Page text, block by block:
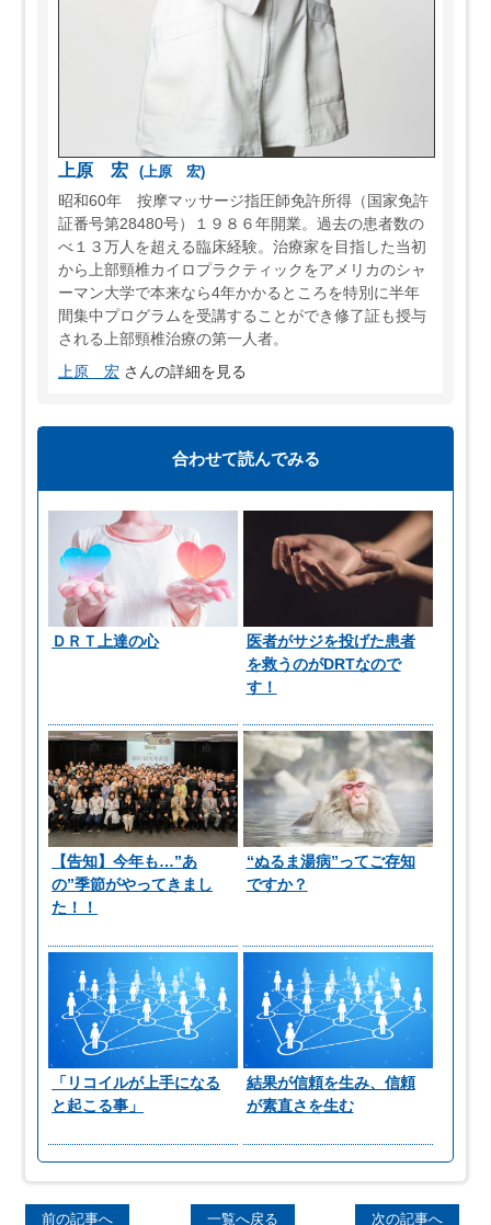
上原 宏
(上原 宏)
昭和60年 按摩マッサージ指圧師免許所得（国家免許
証番号第28480号）１９８６年開業。過去の患者数の
べ１３万人を超える臨床経験。治療家を目指した当初
から上部頸椎カイロプラクティックをアメリカのシャ
ーマン大学で本来なら4年かかるところを特別に半年
間集中プログラムを受講することができ修了証も授与
される上部頸椎治療の第一人者。
上原 宏 さんの詳細を見る
合わせて読んでみる
ＤＲＴ上達の心
医者がサジを投げた患者
を救うのがDRTなので
す！
【告知】今年も…”あ
の”季節がやってきまし
た！！
“ぬるま湯病”ってご存知
ですか？
「リコイルが上手になる
と起こる事」
結果が信頼を生み、信頼
が素直さを生む
前の記事へ 一覧へ戻る 次の記事へ